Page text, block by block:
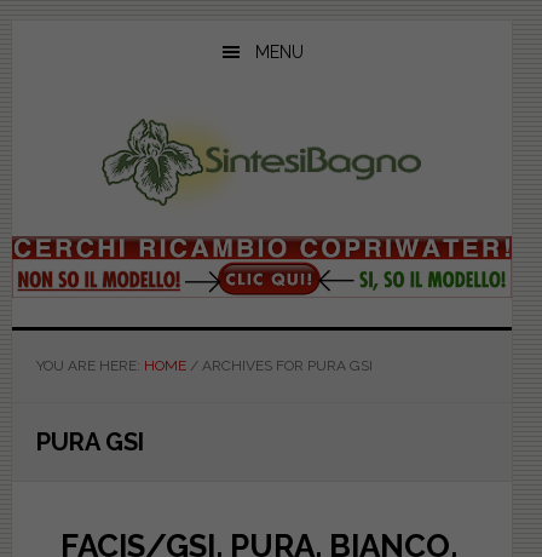
MENU
YOU ARE HERE: HOME /ARCHIVES FOR PURA GSI
PURA GSI
FACIS/GSI. PURA. BIANCO.